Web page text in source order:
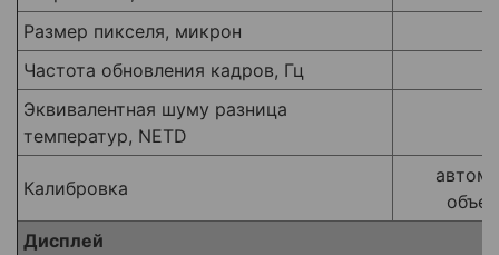
Размер пикселя, микрон
Частота обновления кадров, Гц
Эквивалентная шуму разница
температур, NETD
Калибровка
Дисплей